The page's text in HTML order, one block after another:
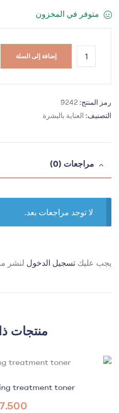
متوفر في المخزون
إضافة إلى السلة
رمز المنتج: 9242
التصنيف: العناية بالبشرة
مراجعات (0)
لا توجد مراجعات بعد.
يجب عليك تسجيل الدخول لنشر
منتجات
treatment toner